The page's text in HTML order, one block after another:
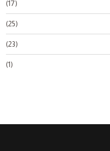
(17)
(25)
(23)
(1)